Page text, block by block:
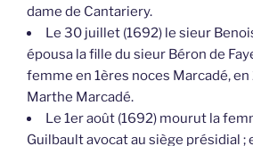
dame de Cantariery.
Le 30 juillet (1692) le sieur
épousa la fille du sieur Béron de
femme en 1ères noces Marcadé, en
Marthe Marcadé.
Le 1er août (1692) mourut la
Guilbault avocat au siège présidial ;